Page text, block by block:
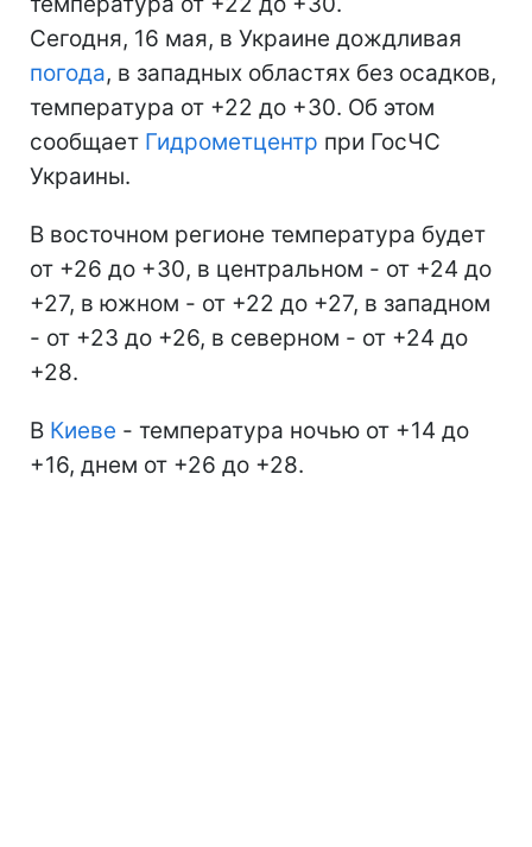
Сегодня, 16 мая, в Украине дождливая
погода, в западных областях без осадков,
температура от +22 до +30. Об этом
сообщает Гидрометцентр при ГосЧС
Украины.
В восточном регионе температура будет
от +26 до +30, в центральном - от +24 до
+27, в южном - от +22 до +27, в западном
- от +23 до +26, в северном - от +24 до
+28.
В Киеве - температура ночью от +14 до
+16, днем от +26 до +28.